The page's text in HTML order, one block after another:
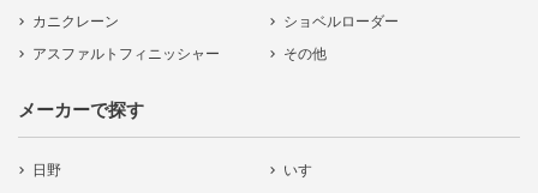
カニクレーン
ショベルローダー
アスファルトフィニッシャー
その他
メーカーで探す
日野
いすゞ